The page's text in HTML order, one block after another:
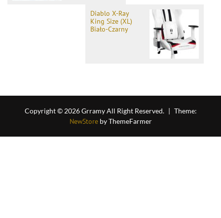
Diablo X-Ray
King Size (XL)
Biało-Czarny
Copyright © 2026 Grramy All Right Reserved. | Theme:
NewStoreby ThemeFarmer